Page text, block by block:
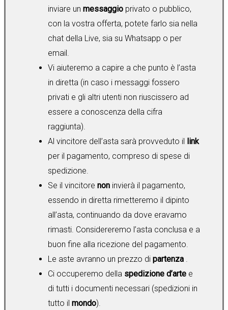
inviare un messaggioprivato o pubblico,
con la vostra offerta, potete farlo sia nella
chat della Live, sia su Whatsapp o per
email.
Vi aiuteremo a capire a che punto è l’asta
in diretta (in caso i messaggi fossero
privati e gli altri utenti non riuscissero ad
essere a conoscenza della cifra
raggiunta).
Al vincitore dell’asta sarà provveduto il link
per il pagamento, compreso di spese di
spedizione.
Se il vincitore noninvierà il pagamento,
essendo in diretta rimetteremo il dipinto
all’asta, continuando da dove eravamo
rimasti. Considereremo l’asta conclusa e a
buon fine alla ricezione del pagamento.
Le aste avranno un prezzo di partenza.
Ci occuperemo della spedizione d’artee
di tutti i documenti necessari (spedizioni in
tutto il mondo).